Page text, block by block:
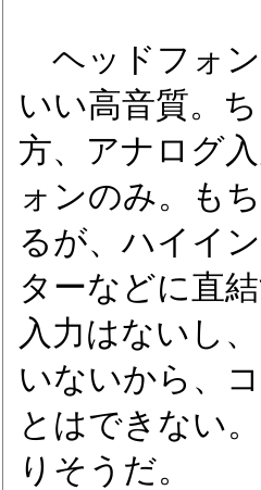
ヘッドフォ
いい高音質。
方、アナログ
ォンのみ。も
るが、ハイイ
ターなどに直
入力はないし
いないから、
とはできない
りそうだ。